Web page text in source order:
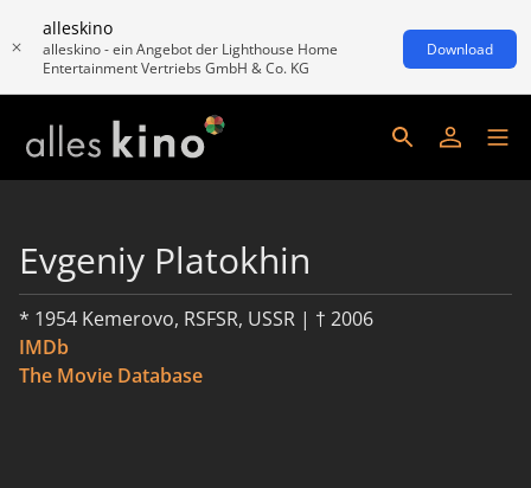
alleskino
alleskino - ein Angebot der Lighthouse Home
Entertainment Vertriebs GmbH & Co. KG
Download
Evgeniy Platokhin
* 1954 Kemerovo, RSFSR, USSR | † 2006
IMDb
The Movie Database